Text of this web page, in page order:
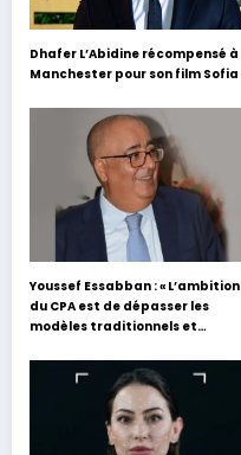
Dhafer L’Abidine récompensé à
Manchester pour son film Sofia
Youssef Essabban : « L’ambition
du CPA est de dépasser les
modèles traditionnels et
s’appuyant sur le partage des
expériences »